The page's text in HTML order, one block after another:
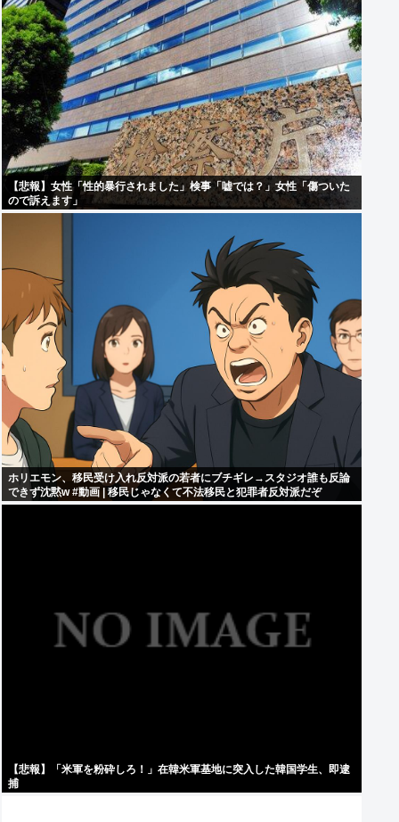
【悲報】女性「性的暴行されました」検事「嘘では？」女性「傷ついた
ので訴えます」
ホリエモン、移民受け入れ反対派の若者にブチギレ→スタジオ誰も反論
できず沈黙w #動画 | 移民じゃなくて不法移民と犯罪者反対派だぞ
【悲報】「米軍を粉砕しろ！」在韓米軍基地に突入した韓国学生、即逮
捕